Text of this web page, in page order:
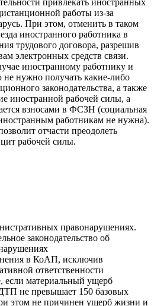
работы из-за
При этом, отменить в таком
иностранного работника в
трудового договора, разрешив
электронных средств связи.
иностранному работнику и
нужно получать какие-либо
законодательства, а также
иностранной рабочей силы, а
взносами в ФСЗН (социальная
работникам не нужна).
отчасти преодолеть
рабочей силы.
правонарушениях.
законодательство об
в КоАП, исключив
ответственности
если материальный ущерб
не превышает 150 базовых
этом не причинен ущерб жизни и